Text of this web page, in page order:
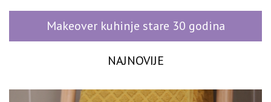
Makeover kuhinje stare 30 godina
NAJNOVIJE